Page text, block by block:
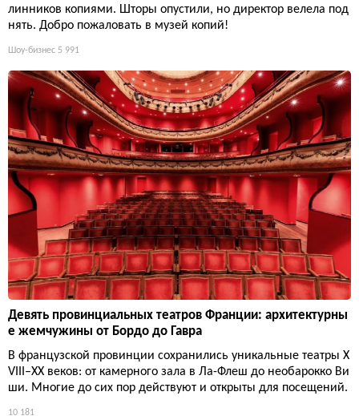
линников копиями. Шторы опустили, но директор велела под
нять. Добро пожаловать в музей копий!
Шоу-бизнес 5 991
Девять провинциальных театров Франции: архитектурны
е жемчужины от Бордо до Гавра
В французской провинции сохранились уникальные театры X
VIII–XX веков: от камерного зала в Ла-Флеш до необарокко Ви
ши. Многие до сих пор действуют и открыты для посещений.
10 181